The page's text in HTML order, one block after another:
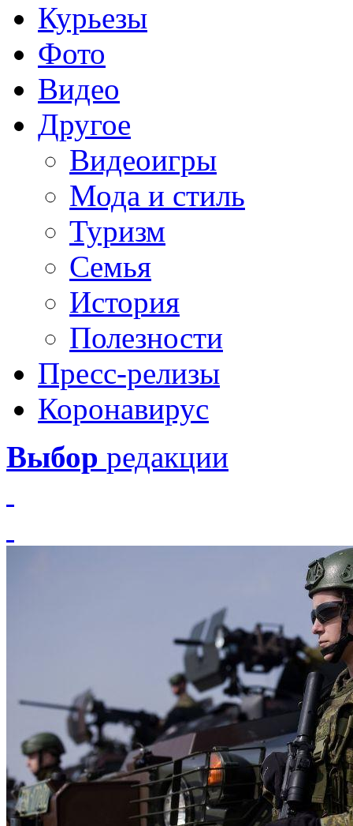
Курьезы
Фото
Видео
Другое
Видеоигры
Мода и стиль
Туризм
Семья
История
Полезности
Пресс-релизы
Коронавирус
Выбор редакции